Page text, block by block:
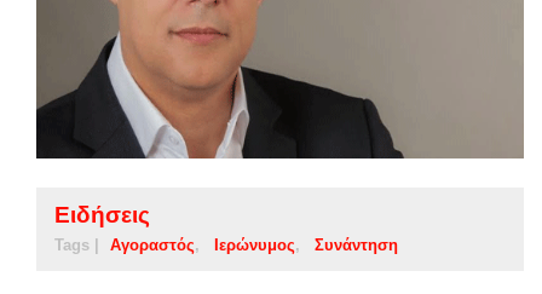
Ειδήσεις
Tags | Αγοραστός Ιερώνυμος Συνάντηση